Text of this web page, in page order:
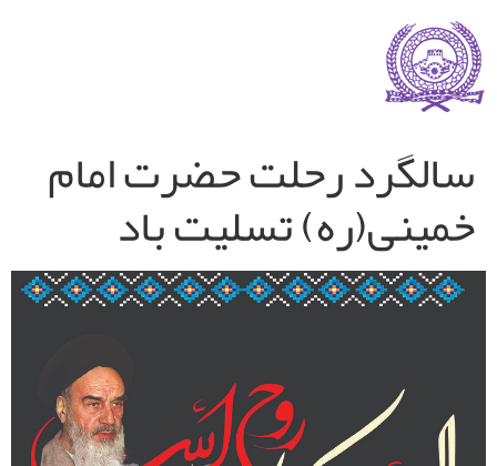
سالگرد رحلت حضرت امام
خمینی(ره) تسلیت باد